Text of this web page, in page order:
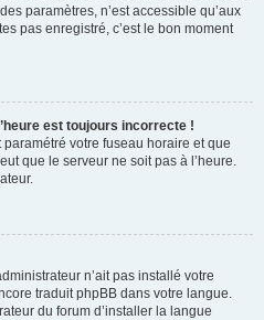
paramètres, n’est accessible qu’aux
pas enregistré, c’est le bon moment
est toujours incorrecte !
votre fuseau horaire et que
que le serveur ne soit pas à l’heure.
n’ait pas installé votre
traduit phpBB dans votre langue.
du forum d’installer la langue